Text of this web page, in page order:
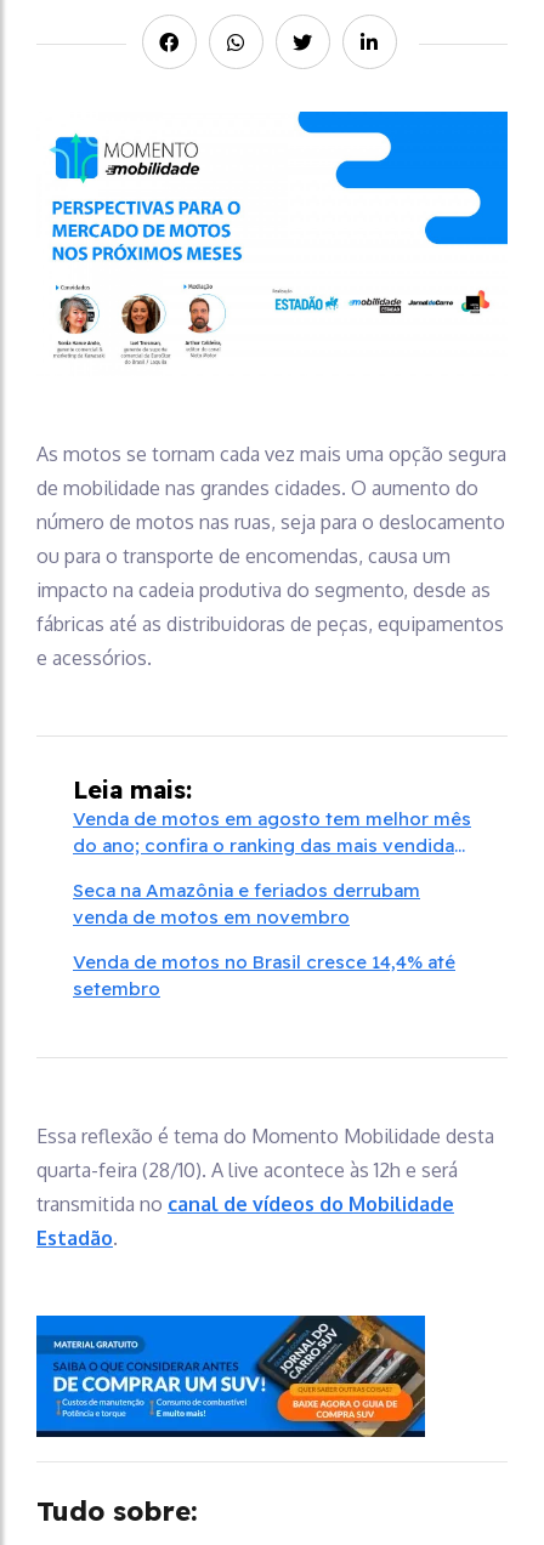
As motos se tornam cada vez mais uma opção segura
de mobilidade nas grandes cidades. O aumento do
número de motos nas ruas, seja para o deslocamento
ou para o transporte de encomendas, causa um
impacto na cadeia produtiva do segmento, desde as
fábricas até as distribuidoras de peças, equipamentos
e acessórios.
Leia mais:
Venda de motos em agosto tem melhor mês
do ano; confira o ranking das mais vendidas
Seca na Amazônia e feriados derrubam
venda de motos em novembro
Venda de motos no Brasil cresce 14,4% até
setembro
Essa reflexão é tema do Momento Mobilidade desta
quarta-feira (28/10). A live acontece às 12h e será
transmitida no canal de vídeos do Mobilidade
Estadão.
Tudo sobre: